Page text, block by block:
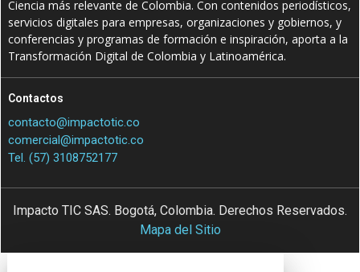
Ciencia más relevante de Colombia. Con contenidos periodísticos,
servicios digitales para empresas, organizaciones y gobiernos, y
conferencias y programas de formación e inspiración, aporta a la
Transformación Digital de Colombia y Latinoamérica.
Contactos
contacto@impactotic.co
comercial@impactotic.co
Tel. (57) 3108752177
Impacto TIC SAS. Bogotá, Colombia. Derechos Reservados.
Mapa del Sitio